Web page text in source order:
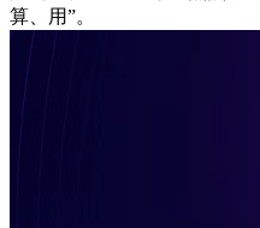
算、用”。